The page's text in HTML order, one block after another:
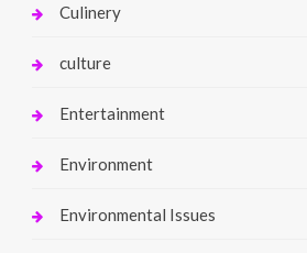
Culinery
culture
Entertainment
Environment
Environmental Issues